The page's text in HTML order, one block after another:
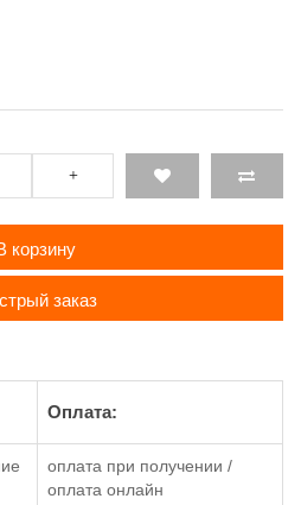
+
корзину
заказ
Оплата:
оплата при получении /
оплата онлайн